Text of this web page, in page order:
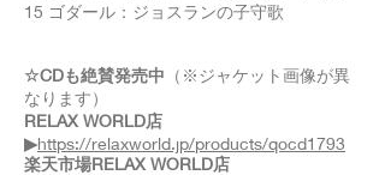
15 ゴダール：ジョスランの子守歌
☆CDも絶賛発売中 （※ジャケット画像が異
なります）
RELAX WORLD店
▶https://relaxworld.jp/products/qocd1793
楽天市場RELAX WORLD店